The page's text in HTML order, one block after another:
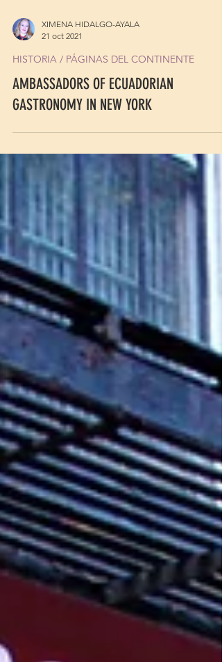
XIMENA HIDALGO-AYALA
21 oct 2021
HISTORIA / PÁGINAS DEL CONTINENTE
AMBASSADORS OF ECUADORIAN
GASTRONOMY IN NEW YORK